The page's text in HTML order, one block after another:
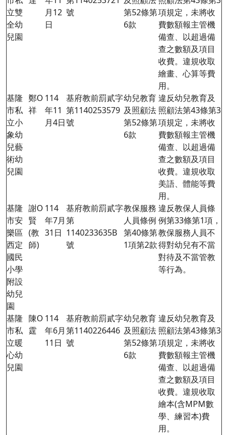
立雙
全幼
兒園
月12
日
號
第52條第
6款
項規定，未將收
費數額報主管機
備查、以超過備
查之數額及項目
收費。違規收取
繪畫、心算等費
用。
基隆
市私
立小
象幼
兒藝
術幼
兒園
鄭O
祥
114
年11
月4日
基府教前罰貳字
第1140253579
號
幼兒教育
及照顧法
第52條第
6款
違反幼兒教育及
照顧法第43條第3
項規定，未將收
費數額報主管機
備查、以超過備
查之數額及項目
收費。違規收取
美語、體能等費
用。
基隆
市安
樂區
西定
國民
小學
附設
幼兒
園
謝O
賢
(教
師)
114
年7月
31日
基府教前罰貳字
第
1140233635B
號
教保服務
人員條例
第40條第
1項第2款
違反教保人員條
例第33條第1項，
教保服務人員不
得對幼兒有不當
對待及不當管教
等行為。
基隆
市私
立暖
心幼
兒園
陳O
霆
114
年6月
11日
基府教前罰貳字
第1140226446
號
幼兒教育
及照顧法
第52條第
6款
違反幼兒教育及
照顧法第43條第3
項規定，未將收
費數額報主管機
備查、以超過備
查之數額及項目
收費。違規收取
繪本(含MPM數
學、練習本)費
用。